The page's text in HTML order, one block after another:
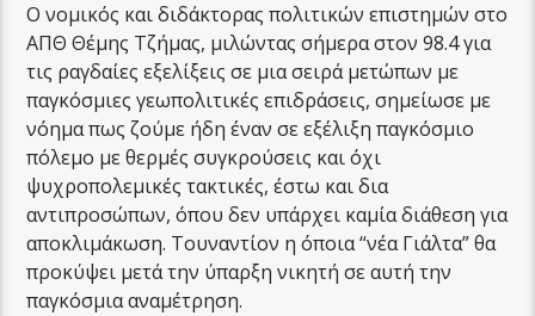
Ο νομικός και διδάκτορας πολιτικών επιστημών στο
ΑΠΘ Θέμης Τζήμας, μιλώντας σήμερα στον 98.4 για
τις ραγδαίες εξελίξεις σε μια σειρά μετώπων με
παγκόσμιες γεωπολιτικές επιδράσεις, σημείωσε με
νόημα πως ζούμε ήδη έναν σε εξέλιξη παγκόσμιο
πόλεμο με θερμές συγκρούσεις και όχι
ψυχροπολεμικές τακτικές, έστω και δια
αντιπροσώπων, όπου δεν υπάρχει καμία διάθεση για
αποκλιμάκωση. Τουναντίον η όποια “νέα Γιάλτα” θα
προκύψει μετά την ύπαρξη νικητή σε αυτή την
παγκόσμια αναμέτρηση.